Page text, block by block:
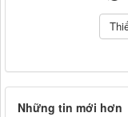
Những tin mới hơn